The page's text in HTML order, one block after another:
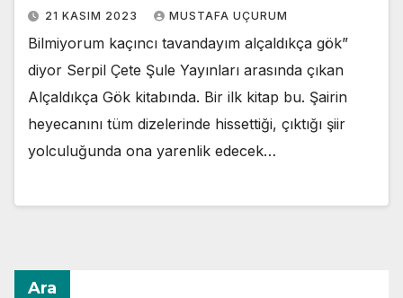
21 KASIM 2023 MUSTAFA UÇURUM
Bilmiyorum kaçıncı tavandayım alçaldıkça gök”
diyor Serpil Çete Şule Yayınları arasında çıkan
Alçaldıkça Gök kitabında. Bir ilk kitap bu. Şairin
heyecanını tüm dizelerinde hissettiği, çıktığı şiir
yolculuğunda ona yarenlik edecek…
Ara